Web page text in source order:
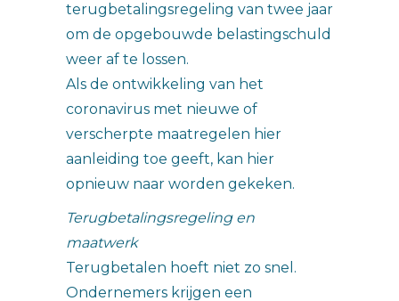
terugbetalingsregeling van twee jaar
om de opgebouwde belastingschuld
weer af te lossen.
Als de ontwikkeling van het
coronavirus met nieuwe of
verscherpte maatregelen hier
aanleiding toe geeft, kan hier
opnieuw naar worden gekeken.
Terugbetalingsregeling en
maatwerk
Terugbetalen hoeft niet zo snel.
Ondernemers krijgen een